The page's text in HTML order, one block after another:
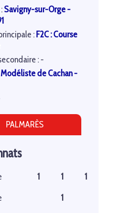
Savigny-sur-Orge -
:F2C : Course
: -
de Cachan -
PALMARÈS
1 1
1
1